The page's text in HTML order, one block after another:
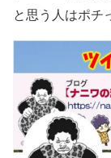
と思う人はポチ